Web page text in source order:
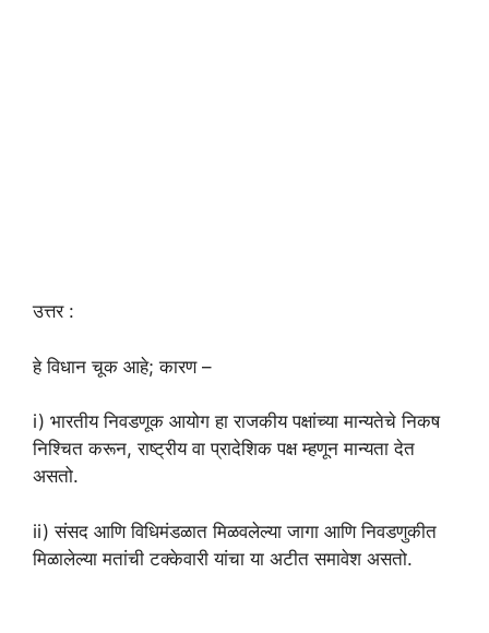
उत्तर :
हे विधान चूक आहे; कारण –
i) भारतीय निवडणूक आयोग हा राजकीय पक्षांच्या मान्यतेचे निकष
निश्चित करून, राष्ट्रीय वा प्रादेशिक पक्ष म्हणून मान्यता देत
असतो.
ii) संसद आणि विधिमंडळात मिळवलेल्या जागा आणि निवडणुकीत
मिळालेल्या मतांची टक्केवारी यांचा या अटीत समावेश असतो.